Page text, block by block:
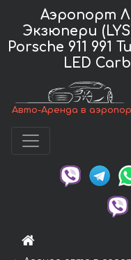
Аэропорт
Экзюпери
Porsche 911 991
LED
Авто-Аренда в